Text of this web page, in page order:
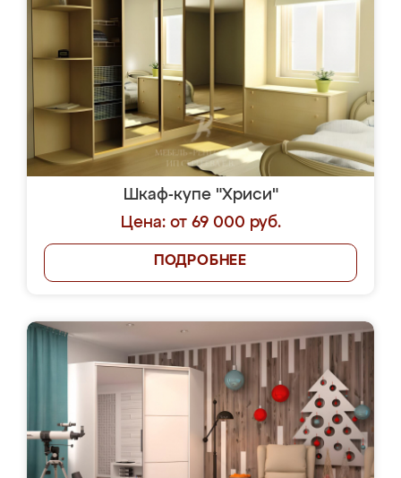
Шкаф-купе "Хриси"
Цена: от 69 000 руб.
ПОДРОБНЕЕ